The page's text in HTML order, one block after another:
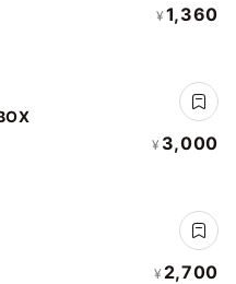
¥ 1,360
¥ 3,000
¥ 2,700